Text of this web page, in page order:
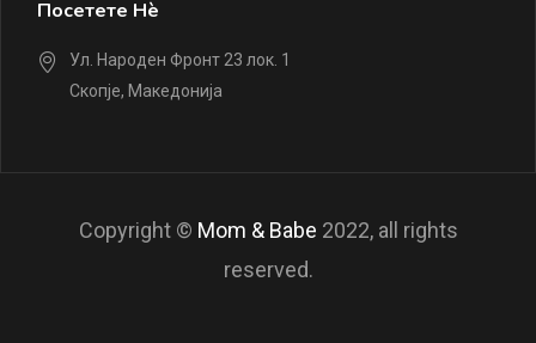
Посетете Нè
Ул. Народен Фронт 23 лок. 1
Скопје, Македонија
Copyright © Mom & Babe 2022, all rights
reserved.